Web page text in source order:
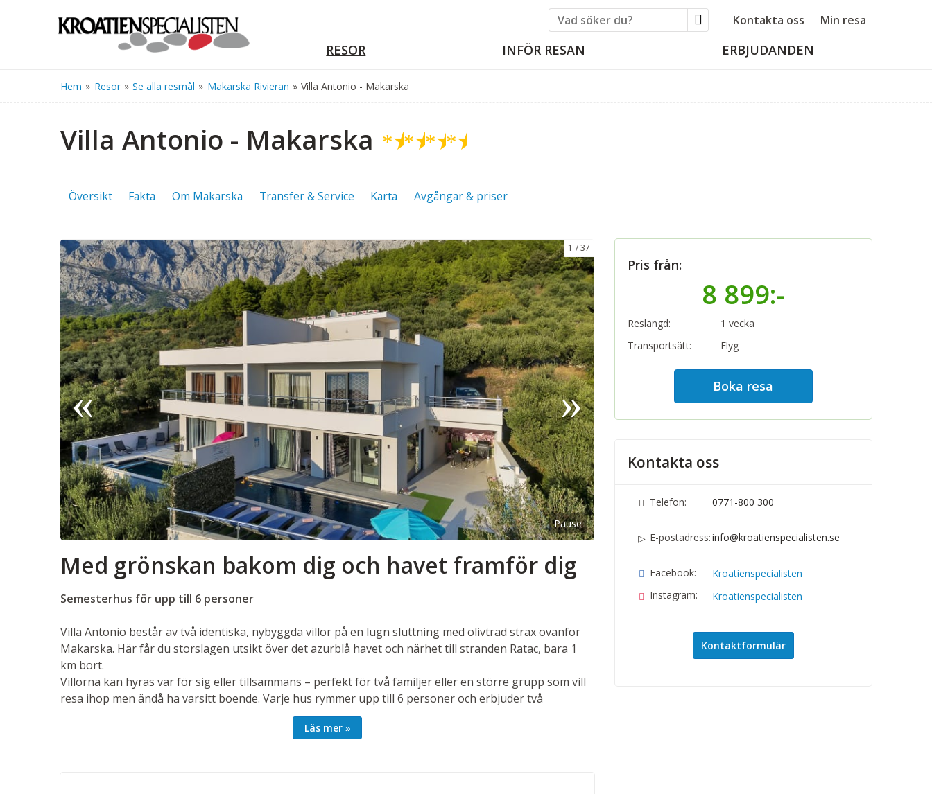
Kontakta oss Min resa
RESOR INFÖR RESAN ERBJUDANDEN
Hem » Resor » Se alla resmål » Makarska Rivieran » Villa Antonio - Makarska
Villa Antonio - Makarska ★★★★
Översikt Fakta Om Makarska Transfer & Service Karta Avgångar & priser
Pause
1 37
Med grönskan bakom dig och havet framför dig
Semesterhus för upp till 6 personer
Villa Antonio består av två identiska, nybyggda villor på en lugn sluttning med olivträd strax ovanför
Makarska. Här får du storslagen utsikt över det azurblå havet och närhet till stranden Ratac, bara 1
km bort.
Villorna kan hyras var för sig eller tillsammans – perfekt för två familjer eller en större grupp som vill
resa ihop men ändå ha varsitt boende. Varje hus rymmer upp till 6 personer och erbjuder två
Läs mer
Pris från:
8 899:-
Reslängd:
1 vecka
Transportsätt:
Flyg
Boka resa
Kontakta oss
Telefon: 0771-800 300
E-postadress:info@kroatienspecialisten.se
Facebook:
Kroatienspecialisten
Instagram:
Kroatienspecialisten
Kontaktformulär